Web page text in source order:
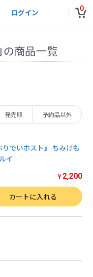
ログイン 0
」の商品一覧
発売順 予約品以外
でいホスト』 ちみけも
イ
￥ 2,200
カートに入れる